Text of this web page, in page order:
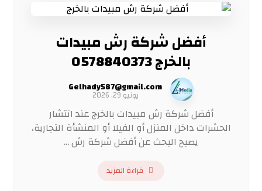
أفضل شركة رش مبيدات
بالخرج 0578840373
Gelhady587@gmail.com
يونيو 29, 2026
أفضل شركة رش مبيدات بالخرج عند انتشار
الحشرات داخل المنزل أو الفيلا أو المنشأة التجارية،
يصبح البحث عن أفضل شركة رش ...
قراءة المزيد